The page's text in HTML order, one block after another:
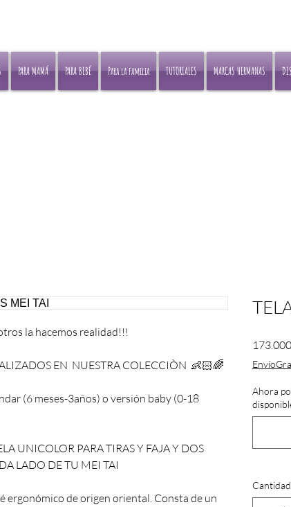
PARA MAMÁ PARA BEBÉ Para la familia TUTORIALES MARCAS HERMANAS
la hacemos realidad!!!
EN NUESTRA COLECCIÒN 👶🏻🌈
(6 meses-3años) o versión baby (0-18
UNICOLOR PARA TIRAS Y FAJA Y DOS
LADO DE TU MEI TAI
ergonómico de origen oriental. Consta de un
Ahora
Cantidad